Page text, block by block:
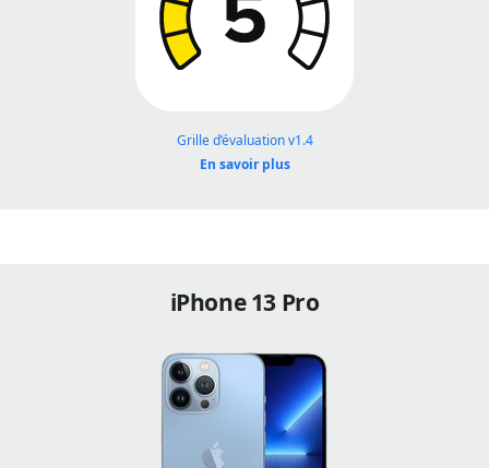
Grille d’évaluation v1.4
En savoir plus
iPhone 13 Pro